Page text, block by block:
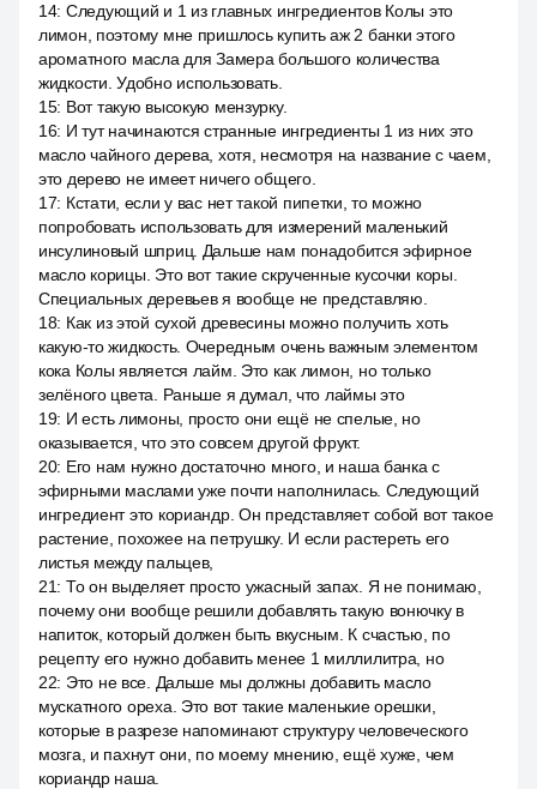
14: Следующий и 1 из главных ингредиентов Колы это
лимон, поэтому мне пришлось купить аж 2 банки этого
ароматного масла для Замера большого количества
жидкости. Удобно использовать.
15: Вот такую высокую мензурку.
16: И тут начинаются странные ингредиенты 1 из них это
масло чайного дерева, хотя, несмотря на название с чаем,
это дерево не имеет ничего общего.
17: Кстати, если у вас нет такой пипетки, то можно
попробовать использовать для измерений маленький
инсулиновый шприц. Дальше нам понадобится эфирное
масло корицы. Это вот такие скрученные кусочки коры.
Специальных деревьев я вообще не представляю.
18: Как из этой сухой древесины можно получить хоть
какую-то жидкость. Очередным очень важным элементом
кока Колы является лайм. Это как лимон, но только
зелёного цвета. Раньше я думал, что лаймы это
19: И есть лимоны, просто они ещё не спелые, но
оказывается, что это совсем другой фрукт.
20: Его нам нужно достаточно много, и наша банка с
эфирными маслами уже почти наполнилась. Следующий
ингредиент это кориандр. Он представляет собой вот такое
растение, похожее на петрушку. И если растереть его
листья между пальцев,
21: То он выделяет просто ужасный запах. Я не понимаю,
почему они вообще решили добавлять такую вонючку в
напиток, который должен быть вкусным. К счастью, по
рецепту его нужно добавить менее 1 миллилитра, но
22: Это не все. Дальше мы должны добавить масло
мускатного ореха. Это вот такие маленькие орешки,
которые в разрезе напоминают структуру человеческого
мозга, и пахнут они, по моему мнению, ещё хуже, чем
кориандр наша.